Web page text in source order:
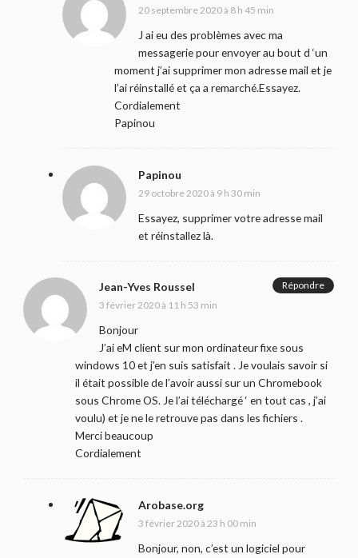
20 septembre 2020 à 8 h 45 min
J ai eu des problèmes avec ma
messagerie pour envoyer au bout d ‘un
moment j’ai supprimer mon adresse mail et je
l’ai réinstallé et ça a remarché.Essayez.
Cordialement
Papinou
Papinou
29 octobre 2020 à 9 h 30 min
Essayez, supprimer votre adresse mail
et réinstallez là.
Jean-Yves Roussel
3 février 2020 à 11 h 53 min
Bonjour
J’ai eM client sur mon ordinateur fixe sous
windows 10 et j’en suis satisfait . Je voulais savoir si
il était possible de l’avoir aussi sur un Chromebook
sous Chrome OS. Je l’ai téléchargé ‘ en tout cas , j’ai
voulu) et je ne le retrouve pas dans les fichiers .
Merci beaucoup
Cordialement
Répondre
Arobase.org
3 février 2020 à 23 h 00 min
Bonjour, non, c’est un logiciel pour